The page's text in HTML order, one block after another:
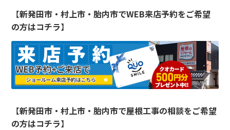
【新発田市・村上市・胎内市でWEB来店予約をご希望
の方はコチラ】
【新発田市・村上市・胎内市で屋根工事の相談をご希望
の方はコチラ】